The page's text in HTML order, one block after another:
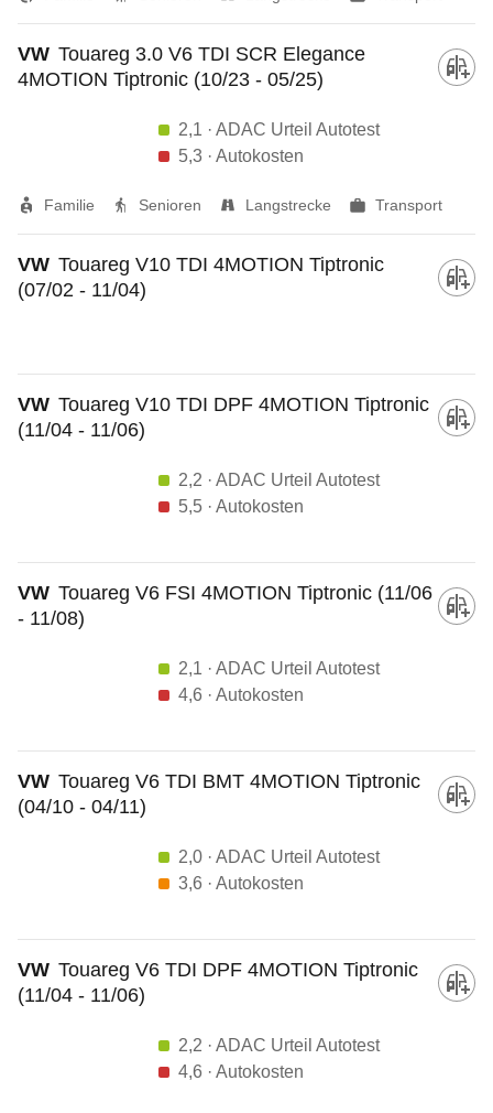
VW Touareg 3.0 V6 TDI SCR Elegance
4MOTION Tiptronic (10/23 - 05/25)
2,1 · ADAC Urteil Autotest
5,3 · Autokosten
Familie Senioren Langstrecke Transport
VW Touareg V10 TDI 4MOTION Tiptronic
(07/02 - 11/04)
VW Touareg V10 TDI DPF 4MOTION Tiptronic
(11/04 - 11/06)
2,2 · ADAC Urteil Autotest
5,5 · Autokosten
VW Touareg V6 FSI 4MOTION Tiptronic (11/06
- 11/08)
2,1 · ADAC Urteil Autotest
4,6 · Autokosten
VW Touareg V6 TDI BMT 4MOTION Tiptronic
(04/10 - 04/11)
2,0 · ADAC Urteil Autotest
3,6 · Autokosten
VW Touareg V6 TDI DPF 4MOTION Tiptronic
(11/04 - 11/06)
2,2 · ADAC Urteil Autotest
4,6 · Autokosten